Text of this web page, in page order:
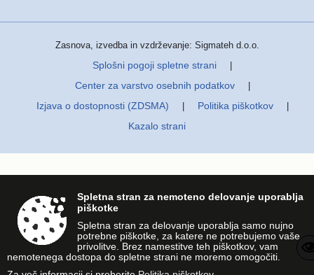
Zasnova, izvedba in vzdrževanje: Sigmateh d.o.o.
Splošni pogoji spletne strani
Center za varstvo osebnih podatkov
Izjava o dostopnosti (ZDSMA) Politika piškotkov
Kazalo strani
Spletna stran za nemoteno delovanje uporablja
piškotke
Spletna stran za delovanje uporablja samo nujno
potrebne piškotke, za katere ne potrebujemo vaše
privolitve. Brez namestitve teh piškotkov, vam
nemotenega dostopa do spletne strani ne moremo omogočiti.